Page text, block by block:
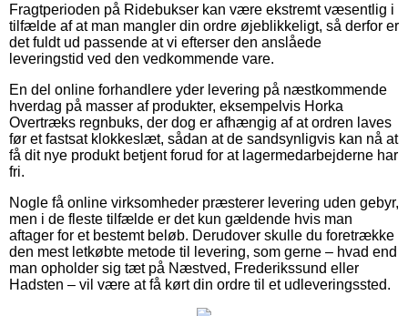
Fragtperioden på Ridebukser kan være ekstremt væsentlig i
tilfælde af at man mangler din ordre øjeblikkeligt, så derfor er
det fuldt ud passende at vi efterser den anslåede
leveringstid ved den vedkommende vare.
En del online forhandlere yder levering på næstkommende
hverdag på masser af produkter, eksempelvis Horka
Overtræks regnbuks, der dog er afhængig af at ordren laves
før et fastsat klokkeslæt, sådan at de sandsynligvis kan nå at
få dit nye produkt betjent forud for at lagermedarbejderne har
fri.
Nogle få online virksomheder præsterer levering uden gebyr,
men i de fleste tilfælde er det kun gældende hvis man
aftager for et bestemt beløb. Derudover skulle du foretrække
den mest letkøbte metode til levering, som gerne – hvad end
man opholder sig tæt på Næstved, Frederikssund eller
Hadsten – vil være at få kørt din ordre til et udleveringssted.